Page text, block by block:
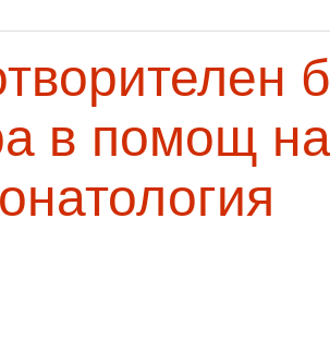
в помощ